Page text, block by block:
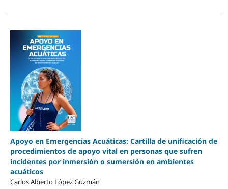
Apoyo en Emergencias Acuáticas: Cartilla de unificación de
procedimientos de apoyo vital en personas que sufren
incidentes por inmersión o sumersión en ambientes
acuáticos
Carlos Alberto López Guzmán